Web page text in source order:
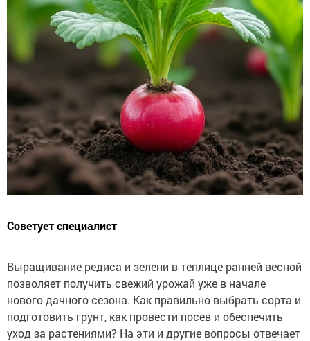
Советует специалист
Выращивание редиса и зелени в теплице ранней весной
позволяет получить свежий урожай уже в начале
нового дачного сезона. Как правильно выбрать сорта и
подготовить грунт, как провести посев и обеспечить
уход за растениями? На эти и другие вопросы отвечает